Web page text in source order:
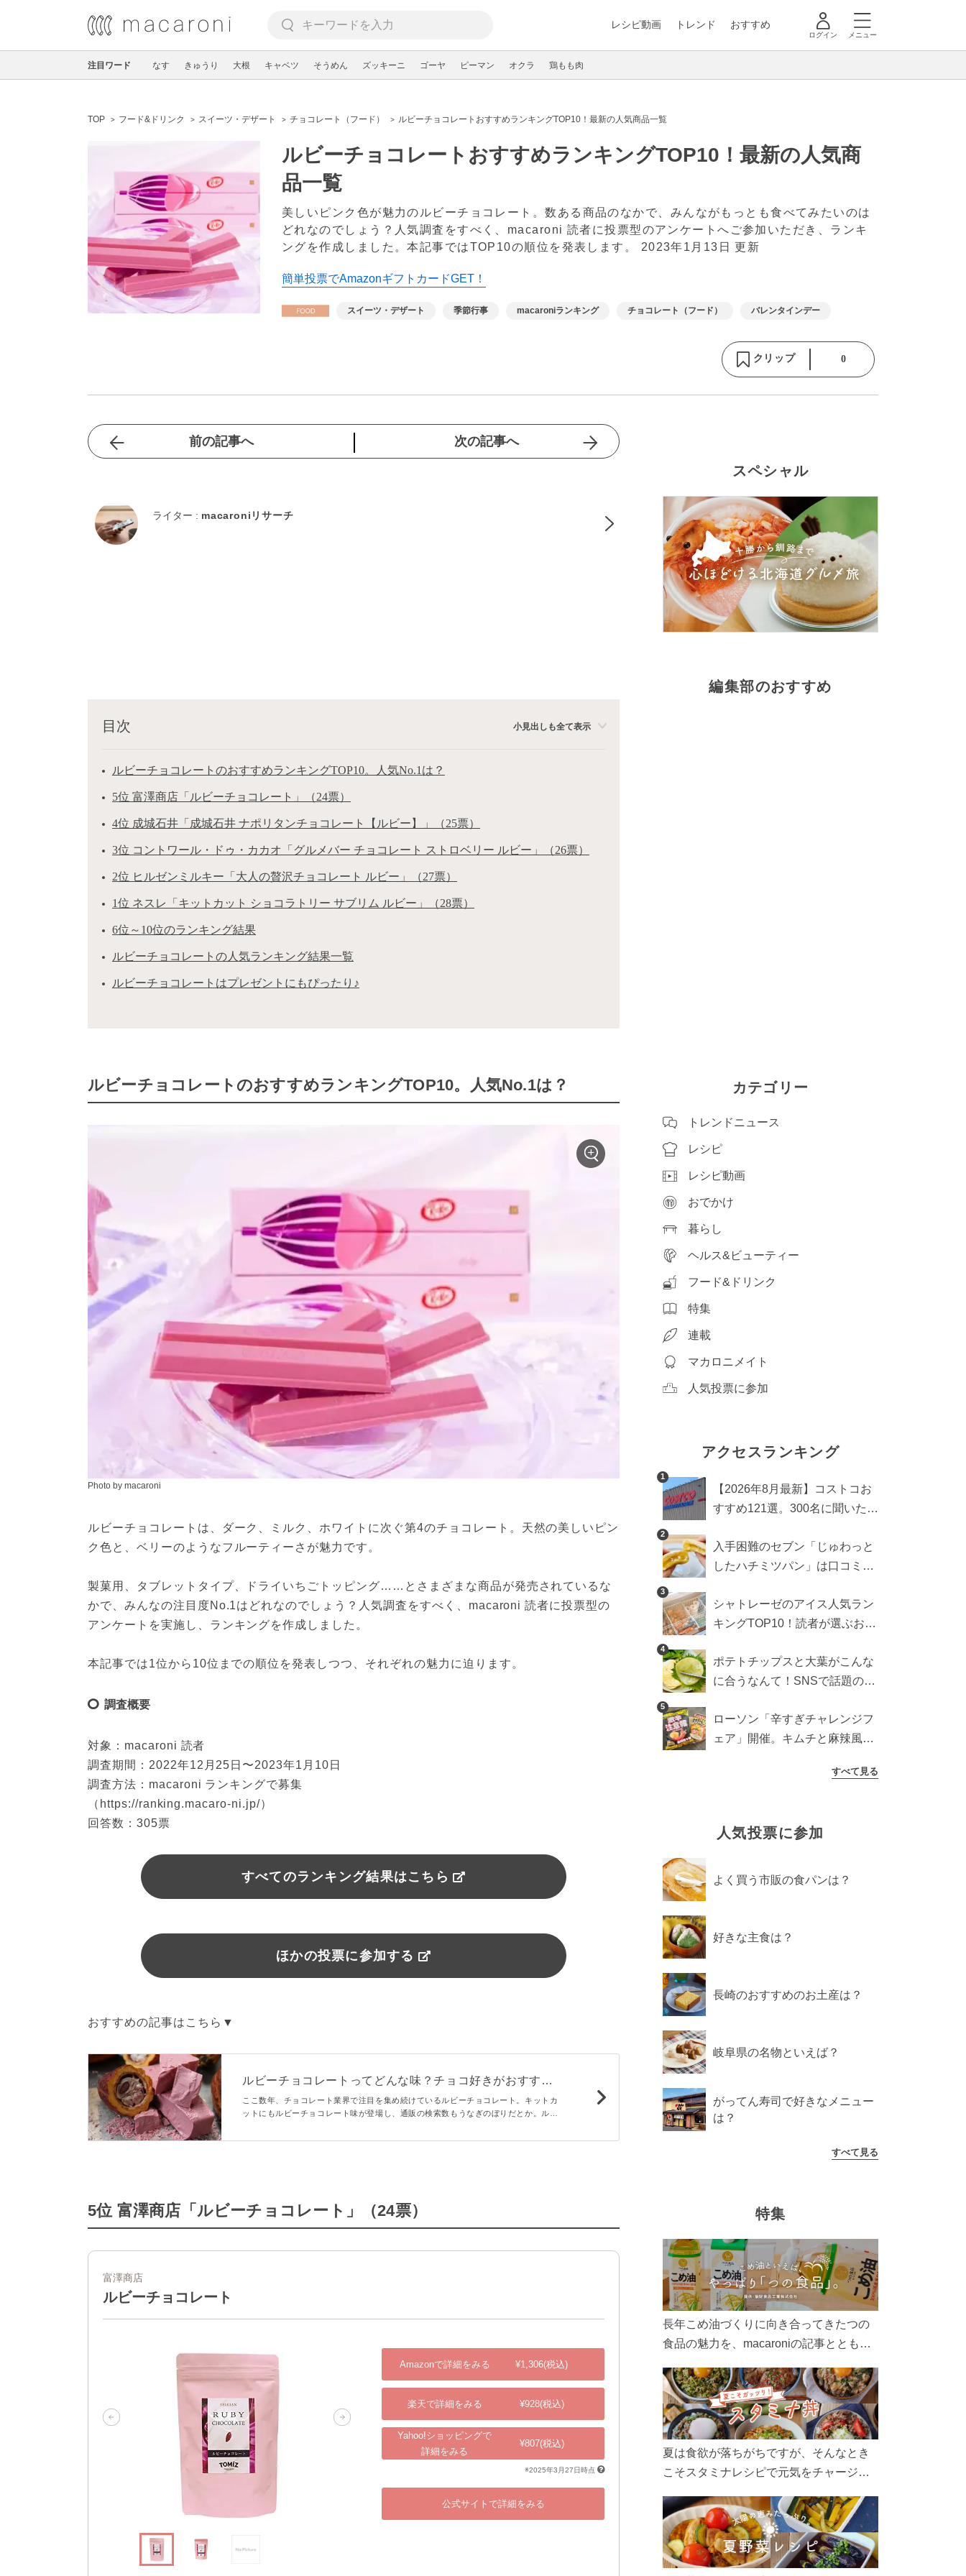
レシピ動画 トレンド おすすめ
ログイン メニュー
注目ワード なす きゅうり 大根 キャベツ そうめん ズッキーニ ゴーヤ ピーマン オクラ 鶏もも肉
TOP フード&ドリンク スイーツ・デザート チョコレート（フード） ルビーチョコレートおすすめランキングTOP10！最新の人気商品一覧
ルビーチョコレートおすすめランキングTOP10！最新の人気商
品一覧
美しいピンク色が魅力のルビーチョコレート。数ある商品のなかで、みんながもっとも食べてみたいのは
どれなのでしょう？人気調査をすべく、macaroni 読者に投票型のアンケートへご参加いただき、ランキ
ングを作成しました。本記事ではTOP10の順位を発表します。 2023年1月13日 更新
簡単投票でAmazonギフトカードGET！
スイーツ・デザート 季節行事 macaroniランキング チョコレート（フード） バレンタインデー
クリップ 0
前の記事へ 次の記事へ
ライター : macaroniリサーチ
目次 小見出しも全て表示
ルビーチョコレートのおすすめランキングTOP10。人気No.1は？
5位 富澤商店「ルビーチョコレート」（24票）
4位 成城石井「成城石井 ナポリタンチョコレート【ルビー】」（25票）
3位 コントワール・ドゥ・カカオ「グルメバー チョコレート ストロベリー ルビー」（26票）
2位 ヒルゼンミルキー「大人の贅沢チョコレート ルビー」（27票）
1位 ネスレ「キットカット ショコラトリー サブリム ルビー」（28票）
6位～10位のランキング結果
ルビーチョコレートの人気ランキング結果一覧
ルビーチョコレートはプレゼントにもぴったり♪
ルビーチョコレートのおすすめランキングTOP10。人気No.1は？
Photo by macaroni
ルビーチョコレートは、ダーク、ミルク、ホワイトに次ぐ第4のチョコレート。天然の美しいピン
ク色と、ベリーのようなフルーティーさが魅力です。
製菓用、タブレットタイプ、ドライいちごトッピング……とさまざまな商品が発売されているな
かで、みんなの注目度No.1はどれなのでしょう？人気調査をすべく、macaroni 読者に投票型の
アンケートを実施し、ランキングを作成しました。
本記事では1位から10位までの順位を発表しつつ、それぞれの魅力に迫ります。
調査概要
対象：macaroni 読者
調査期間：2022年12月25日〜2023年1月10日
調査方法：macaroni ランキングで募集
（https://ranking.macaro-ni.jp/）
回答数：305票
すべてのランキング結果はこちら
ほかの投票に参加する
おすすめの記事はこちら▼
ルビーチョコレートってどんな味？チョコ好きがおすすめ
8種を食べ比べ♪ - macaroni
ここ数年、チョコレート業界で注目を集め続けているルビーチョコレート。キットカ
ットにもルビーチョコレート味が登場し、通販の検索数もうなぎのぼりだとか。ルビ
チョコレート8種を食べ比べしてみました♪
5位 富澤商店「ルビーチョコレート」（24票）
富澤商店
ルビーチョコレート
Amazonで詳細をみる ¥1,306(税込)
楽天で詳細をみる ¥928(税込)
Yahoo!ショッピングで
詳細をみる
¥807(税込)
※2025年3月27日時点
公式サイトで詳細をみる
スペシャル
編集部のおすすめ
カテゴリー
トレンドニュース
レシピ
レシピ動画
おでかけ
暮らし
ヘルス&ビューティー
フード&ドリンク
特集
連載
マカロニメイト
人気投票に参加
アクセスランキング
1
【2026年8月最新】コストコお
すすめ121選。300名に聞いた買
め商品も
2
入手困難のセブン「じゅわっと
したハチミツパン」は口コミ通
検証
3
シャトレーゼのアイス人気ラン
キングTOP10！読者が選ぶおす
4
ポテトチップスと大葉がこんな
に合うなんて！SNSで話題の食
5
ローソン「辛すぎチャレンジフ
ェア」開催。キムチと麻辣風の
すべて見る
人気投票に参加
よく買う市販の食パンは？
好きな主食は？
長崎のおすすめのお土産は？
岐阜県の名物といえば？
がってん寿司で好きなメニュー
は？
すべて見る
特集
長年こめ油づくりに向き合ってきたつの
食品の魅力を、macaroniの記事とともに
ん、製造現場や品質へのこだわりまで。
こめ油をもっと好きになるコンテンツを
ぜひお楽しみください。
夏は食欲が落ちがちですが、そんなとき
こそスタミナレシピで元気をチャージ！
リ食べて、夏バテを吹き飛ばしましょ
う！